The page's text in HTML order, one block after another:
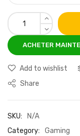
Add to wishlist
Share
SKU:
N/A
Category:
Gaming